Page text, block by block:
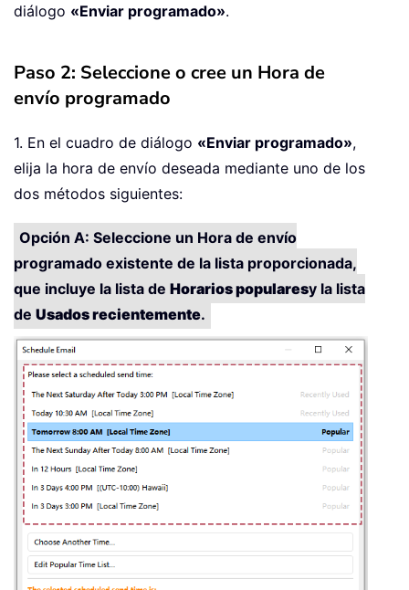
diálogo «Enviar programado».
Paso 2: Seleccione o cree un Hora de
envío programado
1. En el cuadro de diálogo «Enviar programado»,
elija la hora de envío deseada mediante uno de los
dos métodos siguientes:
Opción A: Seleccione un Hora de envío
programado existente de la lista proporcionada,
que incluye la lista de Horarios popularesy la lista
de Usados recientemente.